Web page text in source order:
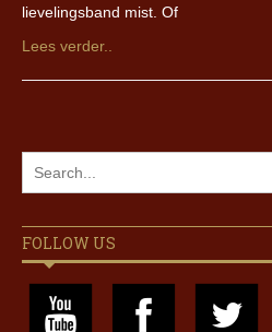
lievelingsband mist. Of
Lees verder..
FOLLOW US